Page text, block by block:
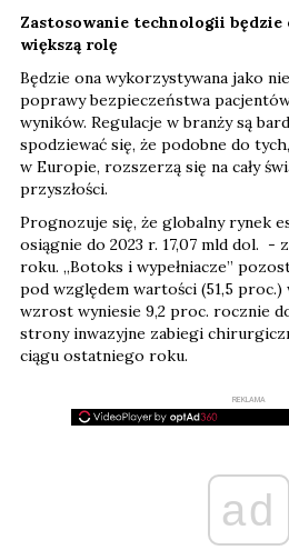
Zastosowanie technologii będzie
większą rolę
Będzie ona wykorzystywana jako
poprawy bezpieczeństwa
wyników. Regulacje w branży są
spodziewać się, że podobne do
w Europie, rozszerzą się na cały
przyszłości.
Prognozuje się, że globalny rynek
osiągnie do 2023 r. 17,07 mld dol. -
roku. „Botoks i wypełniacze”
pod względem wartości (51,5 proc.)
wzrost wyniesie 9,2 proc. rocznie
strony inwazyjne zabiegi
ciągu ostatniego roku.
REKLAMA
ad